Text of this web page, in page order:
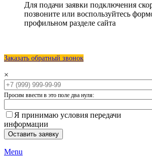
Для подачи заявки подключения
позвоните или воспользуйтесь
профильном разделе сайта
Заказать обратный звонок
×
Просим ввести в это поле два нуля:
Я принимаю условия передачи
информации
Menu